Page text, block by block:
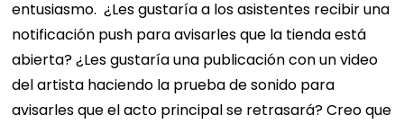
entusiasmo. ¿Les gustaría a los asistentes recibir una
notificación push para avisarles que la tienda está
abierta? ¿Les gustaría una publicación con un video
del artista haciendo la prueba de sonido para
avisarles que el acto principal se retrasará? Creo que